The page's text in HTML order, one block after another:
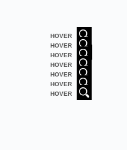
HOVER
HOVER
HOVER
HOVER
HOVER
HOVER
HOVER